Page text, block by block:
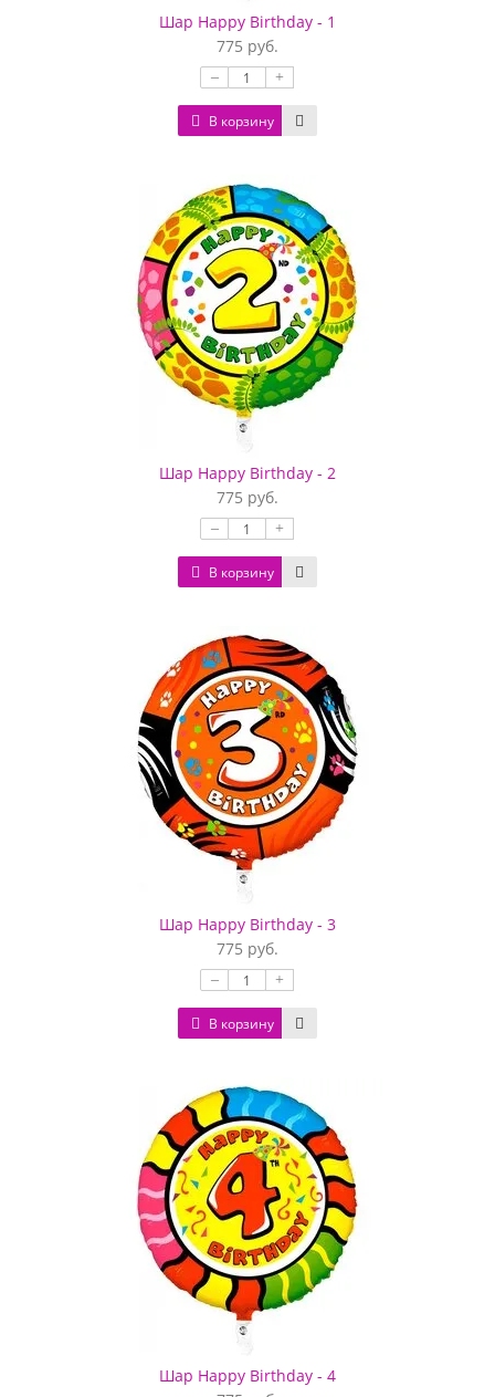
Шар Happy Birthday - 1
775 руб.
– +
В корзину
Шар Happy Birthday - 2
775 руб.
– +
В корзину
Шар Happy Birthday - 3
775 руб.
– +
В корзину
Шар Happy Birthday - 4